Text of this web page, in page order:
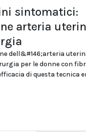
sintomatici:
arteria
dell&#146;arteria
per le donne con
di questa tecnica